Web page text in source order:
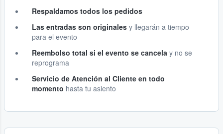
Respaldamos todos los pedidos
Las entradas son originales y llegarán a tiempo
para el evento
Reembolso total si el evento se cancela y no se
reprograma
Servicio de Atención al Cliente en todo
momento hasta tu asiento